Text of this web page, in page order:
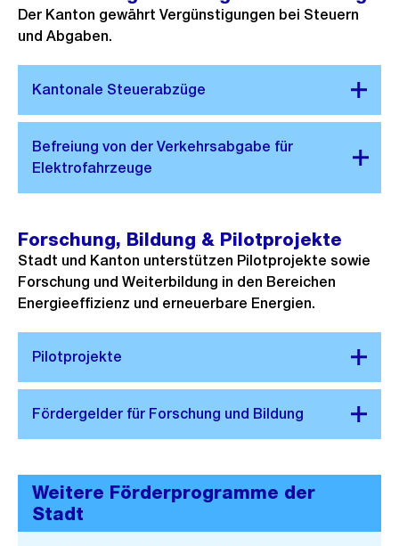
Der Kanton gewährt Vergünstigungen bei Steuern
und Abgaben.
Forschung, Bildung & Pilotprojekte
Stadt und Kanton unterstützen Pilotprojekte sowie
Forschung und Weiterbildung in den Bereichen
Energieeffizienz und erneuerbare Energien.
Weitere Förderprogramme der
Stadt